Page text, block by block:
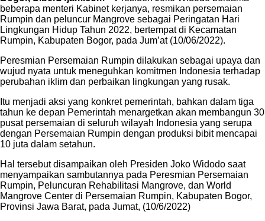
beberapa menteri Kabinet kerjanya, resmikan persemaian
Rumpin dan peluncur Mangrove sebagai Peringatan Hari
Lingkungan Hidup Tahun 2022, bertempat di Kecamatan
Rumpin, Kabupaten Bogor, pada Jum’at (10/06/2022).
Peresmian Persemaian Rumpin dilakukan sebagai upaya dan
wujud nyata untuk meneguhkan komitmen Indonesia terhadap
perubahan iklim dan perbaikan lingkungan yang rusak.
Itu menjadi aksi yang konkret pemerintah, bahkan dalam tiga
tahun ke depan Pemerintah menargetkan akan membangun 30
pusat persemaian di seluruh wilayah Indonesia yang serupa
dengan Persemaian Rumpin dengan produksi bibit mencapai
10 juta dalam setahun.
Hal tersebut disampaikan oleh Presiden Joko Widodo saat
menyampaikan sambutannya pada Peresmian Persemaian
Rumpin, Peluncuran Rehabilitasi Mangrove, dan World
Mangrove Center di Persemaian Rumpin, Kabupaten Bogor,
Provinsi Jawa Barat, pada Jumat, (10/6/2022)